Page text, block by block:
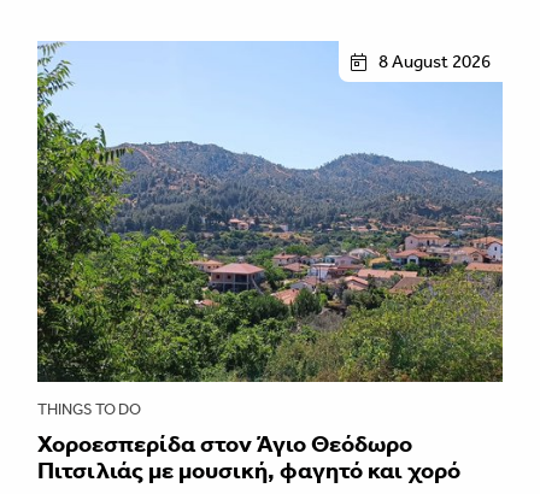
8 August 2026
THINGS TO DO
Χοροεσπερίδα στον Άγιο Θεόδωρο
Πιτσιλιάς με μουσική, φαγητό και χορό